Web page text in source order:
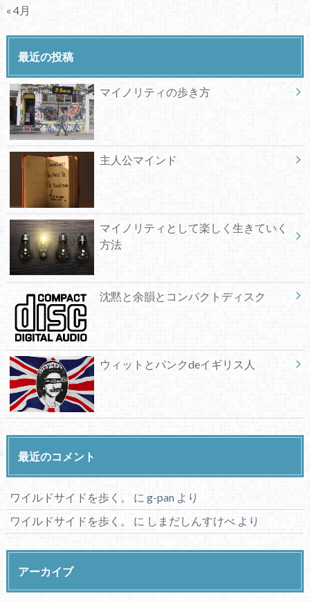
« 4月
最近の投稿
マイノリティの歩き方
主人公マインド
マイノリティとして楽しく生きていく
方法
沈黙と余韻とコンパクトディスク
ウィットとパンクdeイギリス人
最近のコメント
ワイルドサイドを歩く。 に g-panより
ワイルドサイドを歩く。
に しまだしんすけべより
アーカイブ